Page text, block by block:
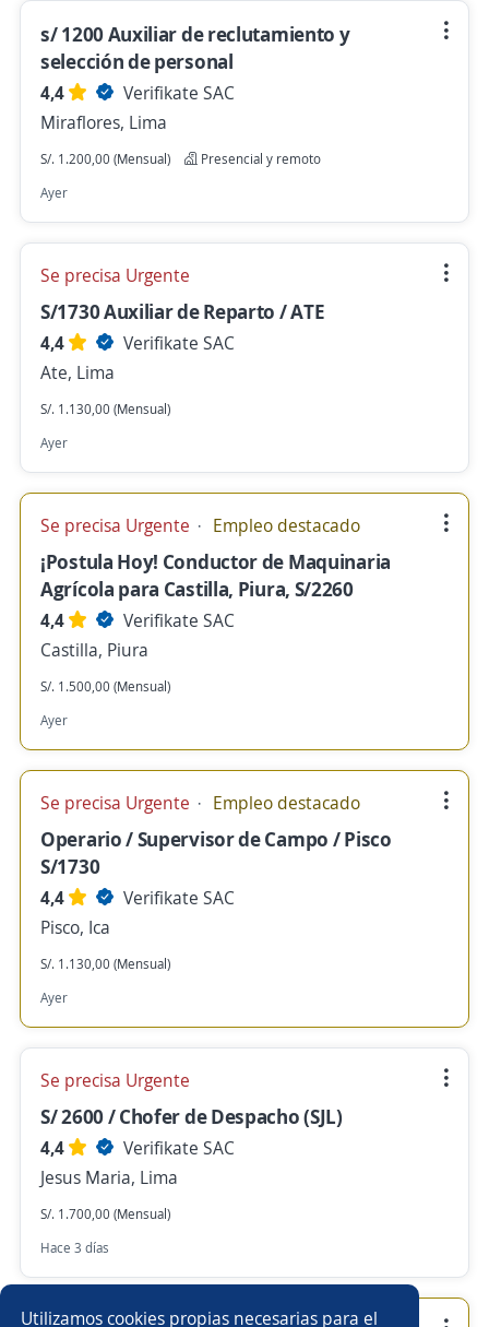
s/ 1200 Auxiliar de reclutamiento y
selección de personal
4,4
Verifikate SAC
Miraflores, Lima
S/. 1.200,00 (Mensual)
Presencial y remoto
Ayer
Se precisa Urgente
S/1730 Auxiliar de Reparto / ATE
4,4
Verifikate SAC
Ate, Lima
S/. 1.130,00 (Mensual)
Ayer
Se precisa Urgente Empleo destacado
¡Postula Hoy! Conductor de Maquinaria
Agrícola para Castilla, Piura, S/2260
4,4
Verifikate SAC
Castilla, Piura
S/. 1.500,00 (Mensual)
Ayer
Se precisa Urgente Empleo destacado
Operario / Supervisor de Campo / Pisco
S/1730
4,4
Verifikate SAC
Pisco, Ica
S/. 1.130,00 (Mensual)
Ayer
Se precisa Urgente
S/ 2600 / Chofer de Despacho (SJL)
4,4
Verifikate SAC
Jesus Maria, Lima
S/. 1.700,00 (Mensual)
Hace 3 días
Utilizamos cookies propias necesarias para el